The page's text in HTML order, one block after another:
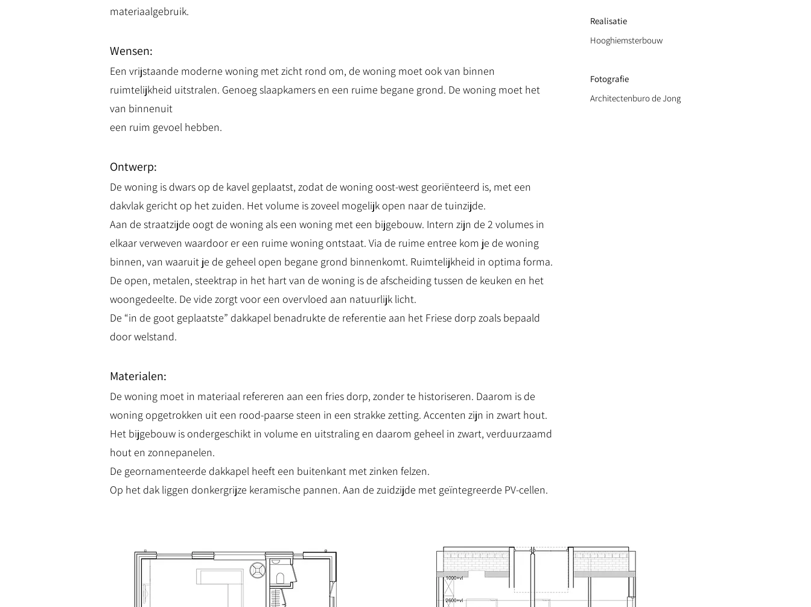
materiaalgebruik.
Wensen:
Een vrijstaande moderne woning met zicht rond om, de woning moet ook van binnen
ruimtelijkheid uitstralen. Genoeg slaapkamers en een ruime begane grond. De woning moet het
van binnenuit
een ruim gevoel hebben.
Ontwerp:
De woning is dwars op de kavel geplaatst, zodat de woning oost-west georiënteerd is, met een
dakvlak gericht op het zuiden. Het volume is zoveel mogelijk open naar de tuinzijde.
Aan de straatzijde oogt de woning als een woning met een bijgebouw. Intern zijn de 2 volumes in
elkaar verweven waardoor er een ruime woning ontstaat. Via de ruime entree kom je de woning
binnen, van waaruit je de geheel open begane grond binnenkomt. Ruimtelijkheid in optima forma.
De open, metalen, steektrap in het hart van de woning is de afscheiding tussen de keuken en het
woongedeelte. De vide zorgt voor een overvloed aan natuurlijk licht.
De “in de goot geplaatste” dakkapel benadrukte de referentie aan het Friese dorp zoals bepaald
door welstand.
Materialen:
De woning moet in materiaal refereren aan een fries dorp, zonder te historiseren. Daarom is de
woning opgetrokken uit een rood-paarse steen in een strakke zetting. Accenten zijn in zwart hout.
Het bijgebouw is ondergeschikt in volume en uitstraling en daarom geheel in zwart, verduurzaamd
hout en zonnepanelen.
De geornamenteerde dakkapel heeft een buitenkant met zinken felzen.
Op het dak liggen donkergrijze keramische pannen. Aan de zuidzijde met geïntegreerde PV-cellen.
Realisatie
Hooghiemsterbouw
Fotografie
Architectenburo de Jong